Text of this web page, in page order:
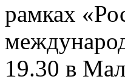
рамках
19.30 в